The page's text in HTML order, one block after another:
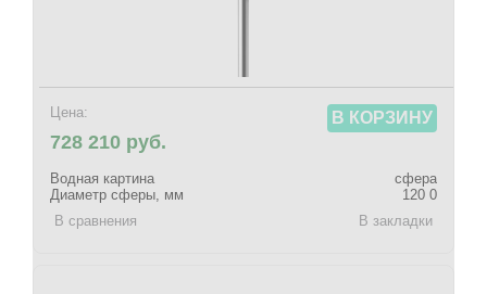
Цена:
728 210 руб.
В КОРЗИНУ
Водная картина
сфера
Диаметр сферы, мм
120 0
В сравнения
В закладки